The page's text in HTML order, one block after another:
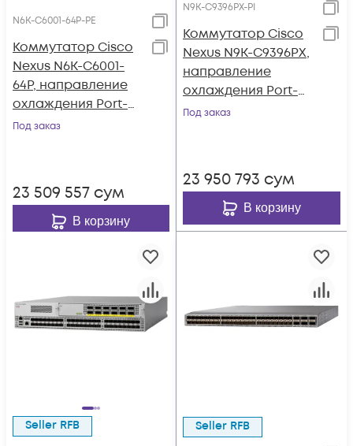
N6K-C6001-64P-PE
Коммутатор Cisco
Nexus N6K-C6001-
64P, направление
охлаждения Port-
side Exhaust
Под заказ
23 509 557 сум
В корзину
N9K-C9396PX-PI
Коммутатор Cisco
Nexus N9K-C9396PX,
направление
охлаждения Port-
side Intake
Под заказ
23 950 793 сум
В корзину
Seller RFB Seller RFB